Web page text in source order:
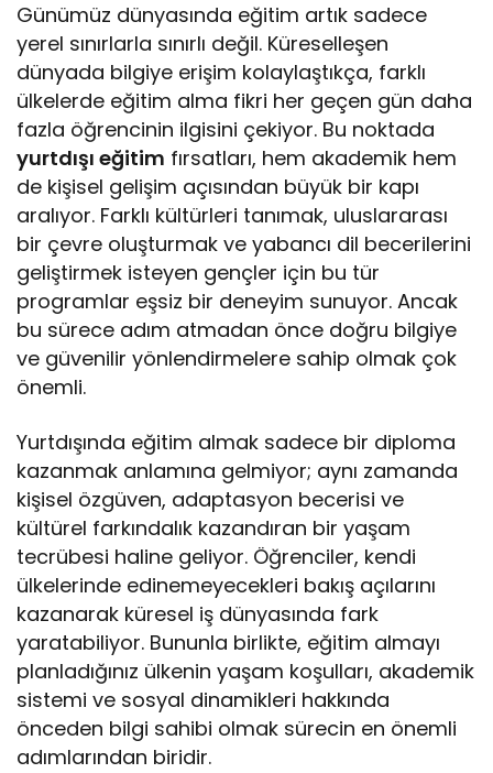
Günümüz dünyasında eğitim artık sadece
yerel sınırlarla sınırlı değil. Küreselleşen
dünyada bilgiye erişim kolaylaştıkça, farklı
ülkelerde eğitim alma fikri her geçen gün daha
fazla öğrencinin ilgisini çekiyor. Bu noktada
yurtdışı eğitim fırsatları, hem akademik hem
de kişisel gelişim açısından büyük bir kapı
aralıyor. Farklı kültürleri tanımak, uluslararası
bir çevre oluşturmak ve yabancı dil becerilerini
geliştirmek isteyen gençler için bu tür
programlar eşsiz bir deneyim sunuyor. Ancak
bu sürece adım atmadan önce doğru bilgiye
ve güvenilir yönlendirmelere sahip olmak çok
önemli.
Yurtdışında eğitim almak sadece bir diploma
kazanmak anlamına gelmiyor; aynı zamanda
kişisel özgüven, adaptasyon becerisi ve
kültürel farkındalık kazandıran bir yaşam
tecrübesi haline geliyor. Öğrenciler, kendi
ülkelerinde edinemeyecekleri bakış açılarını
kazanarak küresel iş dünyasında fark
yaratabiliyor. Bununla birlikte, eğitim almayı
planladığınız ülkenin yaşam koşulları, akademik
sistemi ve sosyal dinamikleri hakkında
önceden bilgi sahibi olmak sürecin en önemli
adımlarından biridir.